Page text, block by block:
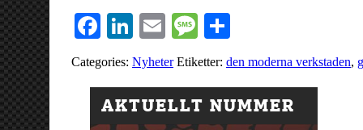
Facebook
LinkedIn
EmailMessage
Categories: Nyheter Etiketter: den moderna verkstaden,
AKTUELLT NUMMER